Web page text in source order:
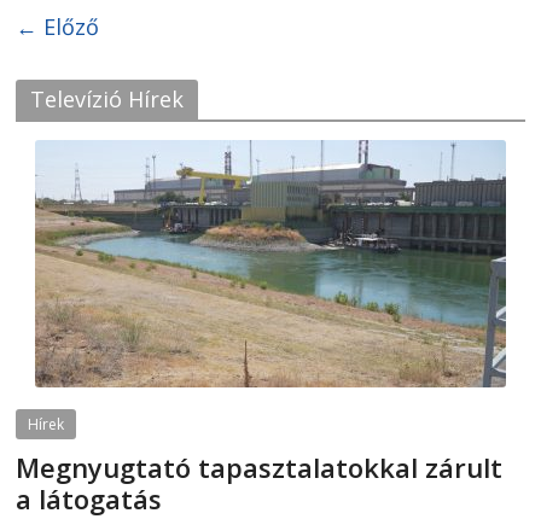
← Előző
Televízió Hírek
Hírek
Megnyugtató tapasztalatokkal zárult
a látogatás